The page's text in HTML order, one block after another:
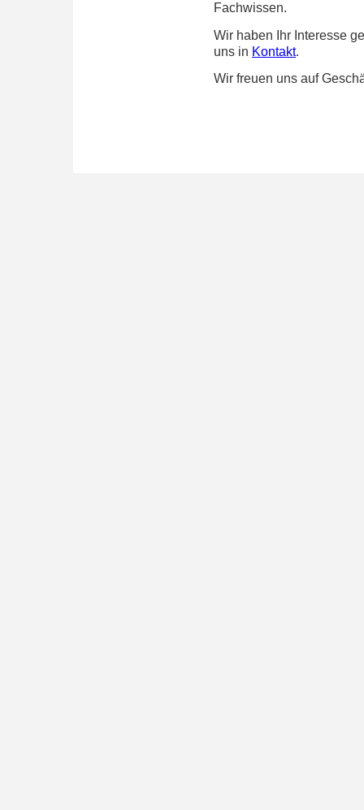
Fachwissen.
Wir haben Ihr Interesse
uns in Kontakt.
Wir freuen uns auf